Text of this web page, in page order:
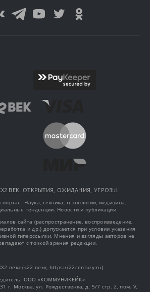
ВЕК. ОТКРЫТИЯ, ОЖИДАНИЯ, УГРОЗЫ.
Наука, техника, технологии, медицина,
тенденции. Новости и публикации.
сайта (распространение, воспроизведение,
и др.) допускается при условии указания
гиперссылки. Мнения и взгляды авторов не
с точкой зрения редакции.
век» («22 век», https://22century.ru)
OOO «КОММУНИКЕЙК»
г. Москва, ул. Рождественка, д. 5/7 стр. 2, пом. V,